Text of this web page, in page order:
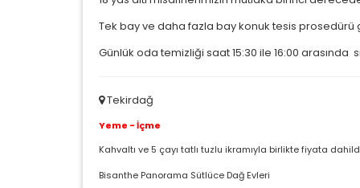
Tek bay ve daha fazla bay konuk tesis
Günlük oda temizliği saat 15:30 ile 16:00
Tekirdağ
Yeme - İçme
Kahvaltı ve 5 çayı tatlı tuzlu ikramıyla birlikte fiyata
Bisanthe Panorama Sütlüce Dağ Evleri